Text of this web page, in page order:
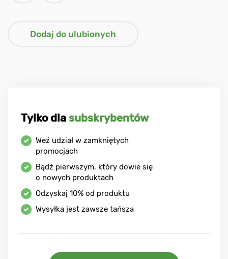
Tylko dla subskrybentów
Weź udział w zamkniętych
promocjach
Bądź pierwszym, który dowie się
o nowych produktach
Odzyskaj 10% od produktu
Wysyłka jest zawsze tańsza